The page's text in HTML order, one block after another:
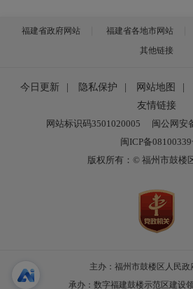
福建省政府网站 福建省各地市网站
其他链接
今日更新 隐私保护 网站地图
友情链接
网站标识码3501020005
闽公网安
闽ICP备
版权所有：© 福州市鼓楼
主办：福州市鼓楼区人民政
承办：数字福建鼓楼示范区建设